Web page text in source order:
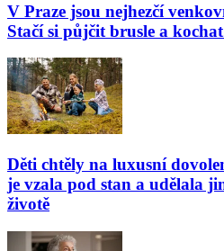
V Praze jsou nejhezčí
Stačí si půjčit brusle a
Děti chtěly na luxusní
je vzala pod stan a udělala
životě